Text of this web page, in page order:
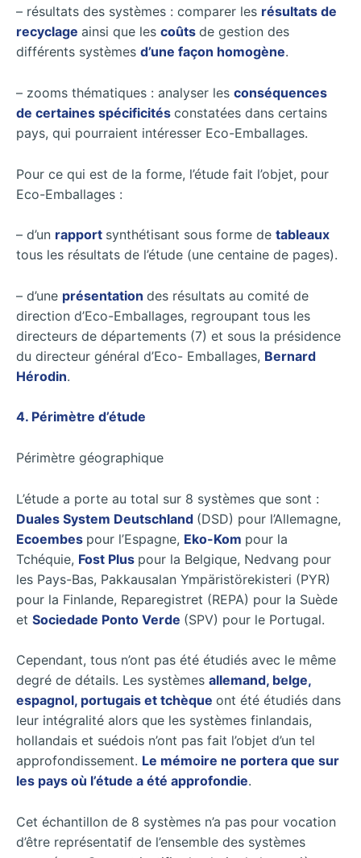
– résultats des systèmes : comparer les résultats de
recyclage ainsi que les coûts de gestion des
différents systèmes d’une façon homogène.
– zooms thématiques : analyser les conséquences
de certaines spécificités constatées dans certains
pays, qui pourraient intéresser Eco-Emballages.
Pour ce qui est de la forme, l’étude fait l’objet, pour
Eco-Emballages :
– d’un rapport synthétisant sous forme de tableaux
tous les résultats de l’étude (une centaine de pages).
– d’une présentation des résultats au comité de
direction d’Eco-Emballages, regroupant tous les
directeurs de départements (7) et sous la présidence
du directeur général d’Eco- Emballages, Bernard
Hérodin.
4. Périmètre d’étude
Périmètre géographique
L’étude a porte au total sur 8 systèmes que sont :
Duales System Deutschland (DSD) pour l’Allemagne,
Ecoembes pour l’Espagne, Eko-Kom pour la
Tchéquie, Fost Plus pour la Belgique, Nedvang pour
les Pays-Bas, Pakkausalan Ympäristörekisteri (PYR)
pour la Finlande, Reparegistret (REPA) pour la Suède
et Sociedade Ponto Verde (SPV) pour le Portugal.
Cependant, tous n’ont pas été étudiés avec le même
degré de détails. Les systèmes allemand, belge,
espagnol, portugais et tchèque ont été étudiés dans
leur intégralité alors que les systèmes finlandais,
hollandais et suédois n’ont pas fait l’objet d’un tel
approfondissement. Le mémoire ne portera que sur
les pays où l’étude a été approfondie.
Cet échantillon de 8 systèmes n’a pas pour vocation
d’être représentatif de l’ensemble des systèmes